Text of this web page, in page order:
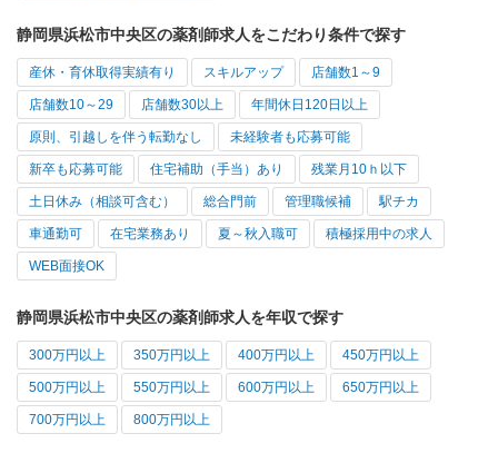
静岡県浜松市中央区の薬剤師求人をこだわり条件で探す
産休・育休取得実績有り スキルアップ 店舗数1～9
店舗数10～29 店舗数30以上 年間休日120日以上
原則、引越しを伴う転勤なし 未経験者も応募可能
新卒も応募可能 住宅補助（手当）あり 残業月10ｈ以下
土日休み（相談可含む） 総合門前 管理職候補 駅チカ
車通勤可 在宅業務あり 夏～秋入職可 積極採用中の求人
WEB面接OK
静岡県浜松市中央区の薬剤師求人を年収で探す
300万円以上 350万円以上 400万円以上 450万円以上
500万円以上 550万円以上 600万円以上 650万円以上
700万円以上 800万円以上